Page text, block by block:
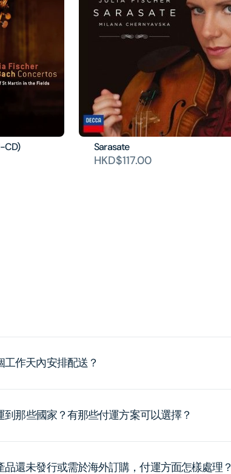
CD) Sarasate
HKD$117.00
作天內安排配送？
那些國家？有那些付運方案可以選擇？
還未發行或需於海外訂購，付運方面怎樣處理？